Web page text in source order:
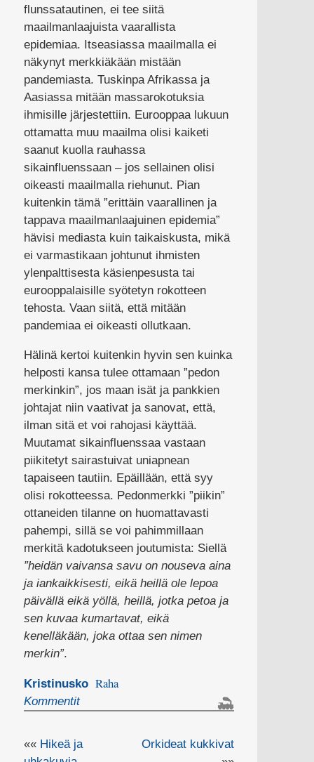
flunssatautinen, ei tee siitä
maailmanlaajuista vaarallista
epidemiaa. Itseasiassa maailmalla ei
näkynyt merkkiäkään mistään
pandemiasta. Tuskinpa Afrikassa ja
Aasiassa mitään massarokotuksia
ihmisille järjestettiin. Eurooppaa lukuun
ottamatta muu maailma olisi kaiketi
saanut kuolla rauhassa
sikainfluenssaan – jos sellainen olisi
oikeasti maailmalla riehunut. Pian
kuitenkin tämä ”erittäin vaarallinen ja
tappava maailmanlaajuinen epidemia”
hävisi mediasta kuin taikaiskusta, mikä
ei varmastikaan johtunut ihmisten
ylenpalttisesta käsienpesusta tai
eurooppalaisille syötetyn rokotteen
tehosta. Vaan siitä, että mitään
pandemiaa ei oikeasti ollutkaan.
Hälinä kertoi kuitenkin hyvin sen kuinka
helposti kansa tulee ottamaan ”pedon
merkinkin”, jos maan isät ja pankkien
johtajat niin vaativat ja sanovat, että,
ilman sitä et voi rahojasi käyttää.
Muutamat sikainfluenssaa vastaan
piikitetyt sairastuivat uniapnean
tapaiseen tautiin. Epäillään, että syy
olisi rokotteessa. Pedonmerkki ”piikin”
ottaneiden tilanne on huomattavasti
pahempi, sillä se voi pahimmillaan
merkitä kadotukseen joutumista: Siellä
”heidän vaivansa savu on nouseva aina
ja iankaikkisesti, eikä heillä ole lepoa
päivällä eikä yöllä, heillä, jotka petoa ja
sen kuvaa kumartavat, eikä
kenelläkään, joka ottaa sen nimen
merkin”.
Kristinusko Raha
Kommentit
«« Hikeä ja
Orkideat kukkivat